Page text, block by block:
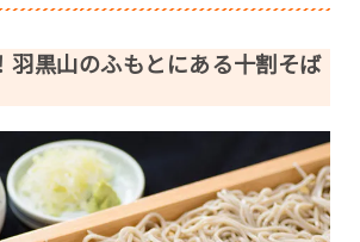
羽黒山のふもとにある十割そば